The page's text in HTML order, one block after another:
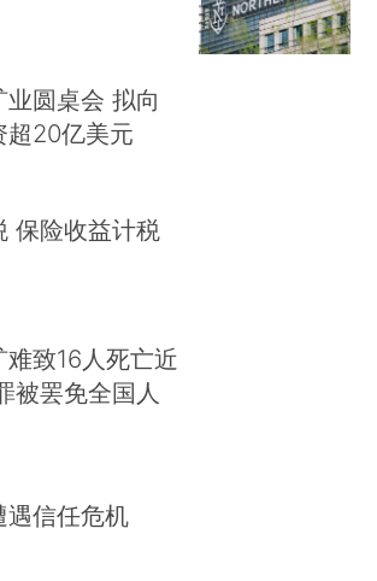
圆桌会 拟向
超20亿美元
保险收益计税
致16人死亡近
被罢免全国人
遇信任危机